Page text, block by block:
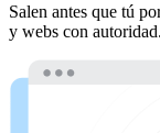
Salen antes que tú
y webs con